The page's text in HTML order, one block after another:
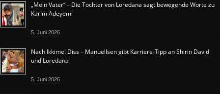
„Mein Vater“ – Die Tochter von Loredana sagt bewegende Worte zu
Karim Adeyemi
5. Juni 2026
Nach Ikkimel Diss – Manuellsen gibt Karriere-Tipp an Shirin David
und Loredana
5. Juni 2026